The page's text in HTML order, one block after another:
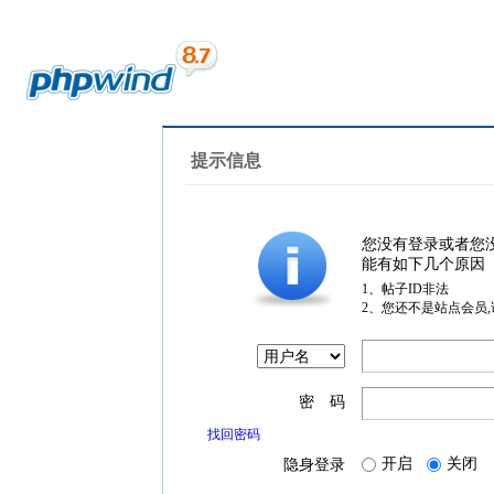
提示信息
您没有登录或者您
能有如下几个原因
1、帖子ID非法
2、您还不是站点会员
密 码
找回密码
隐身登录 开启 关闭